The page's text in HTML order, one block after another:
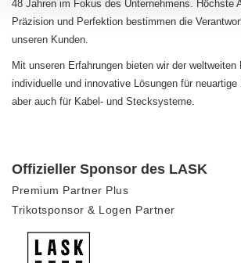
48 Jahren im Fokus des Unternehmens. Höchste
Präzision und Perfektion bestimmen die
unseren Kunden.
Mit unseren Erfahrungen bieten wir der weltweiten
individuelle und innovative Lösungen für neuartige
aber auch für Kabel- und Stecksysteme.
Offizieller Sponsor des LASK
Premium Partner Plus
Trikotsponsor & Logen Partner